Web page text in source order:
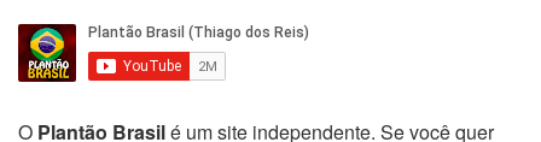
O Plantão Brasilé um site independente. Se você quer